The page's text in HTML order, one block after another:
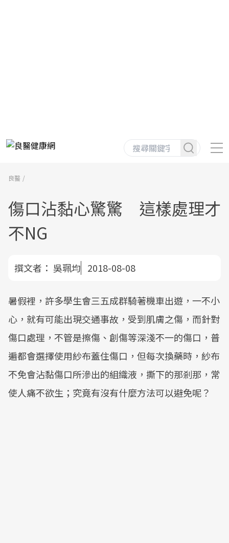
良醫
傷口沾黏心驚驚 這樣處理才
不NG
撰文者： 吳珮均 2018-08-08
暑假裡，許多學生會三五成群騎著機車出遊，一不小
心，就有可能出現交通事故，受到肌膚之傷，而針對
傷口處理，不管是擦傷、創傷等深淺不一的傷口，普
遍都會選擇使用紗布蓋住傷口，但每次換藥時，紗布
不免會沾黏傷口所滲出的組織液，撕下的那剎那，常
使人痛不欲生；究竟有沒有什麼方法可以避免呢？